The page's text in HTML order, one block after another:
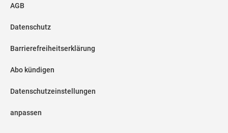
AGB
Datenschutz
Barrierefreiheitserklärung
Abo kündigen
Datenschutzeinstellungen
anpassen